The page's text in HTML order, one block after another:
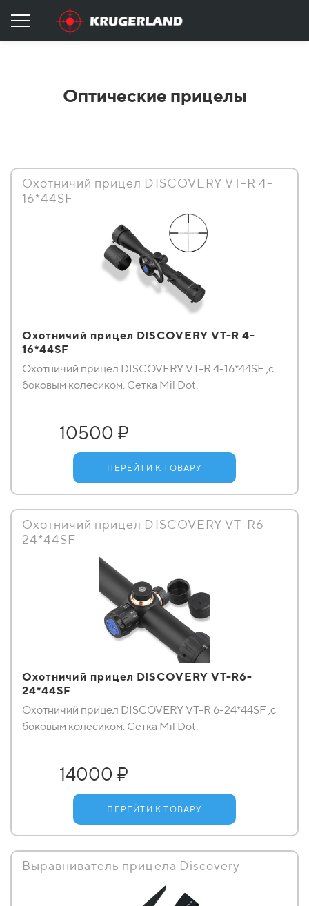
Оптические прицелы
Охотничий прицел DISCOVERY VT-R 4-
16*44SF
Охотничий прицел DISCOVERY VT-R 4-
16*44SF
Охотничий прицел DISCOVERY VT-R 4-16*44SF ,с
боковым колесиком. Сетка Mil Dot.
10500 ₽
ПЕРЕЙТИ К ТОВАРУ
Охотничий прицел DISCOVERY VT-R6-
24*44SF
Охотничий прицел DISCOVERY VT-R6-
24*44SF
Охотничий прицел DISCOVERY VT-R 6-24*44SF ,с
боковым колесиком. Сетка Mil Dot.
14000 ₽
ПЕРЕЙТИ К ТОВАРУ
Выравниватель прицела Discovery